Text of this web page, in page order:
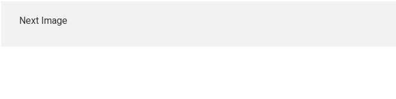
Next Image